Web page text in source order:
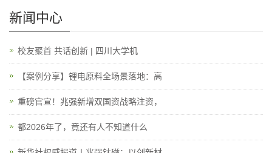
新闻中心
校友聚首 共话创新 | 四川大学机
【案例分享】锂电原料全场景落地：高
重磅官宣！兆强新增双国资战略注资，
都2026年了，竟还有人不知道什么